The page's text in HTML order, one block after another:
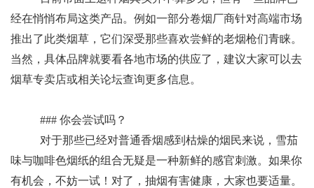
经在悄悄布局这类产品。例如一部分卷烟厂商针对高端市场
推出了此类烟草，它们深受那些喜欢尝鲜的老烟枪们青睐。
当然，具体品牌就要看各地市场的供应了，建议大家可以去
烟草专卖店或相关论坛查询更多信息。
### 你会尝试吗？
对于那些已经对普通香烟感到枯燥的烟民来说，雪茄
味与咖啡色烟纸的组合无疑是一种新鲜的感官刺激。如果你
有机会，不妨一试！对了，抽烟有害健康，大家也要适量。